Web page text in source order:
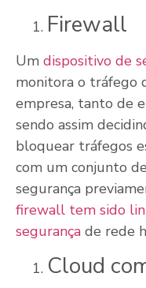
Firewall
Um dispositivo de
monitora o tráfego
empresa, tanto de
sendo assim
bloquear tráfegos
com um conjunto
segurança
firewall tem sido
segurança de rede
Cloud